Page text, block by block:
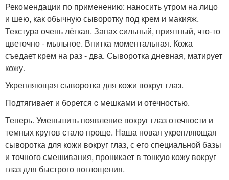
Рекомендации по применению: наносить утром на лицо
и шею, как обычную сыворотку под крем и макияж.
Текстура очень лёгкая. Запах сильный, приятный, что-то
цветочно - мыльное. Впитка моментальная. Кожа
съедает крем на раз - два. Сыворотка дневная, матирует
кожу.
Укрепляющая сыворотка для кожи вокруг глаз.
Подтягивает и борется c мешками и отечностью.
Теперь. Уменьшить появление вокруг глаз отечности и
темных кругов стало проще. Наша новая укрепляющая
сыворотка для кожи вокруг глаз, с его специальной базы
и точного смешивания, проникает в тонкую кожу вокруг
глаз для быстрого поглощения.